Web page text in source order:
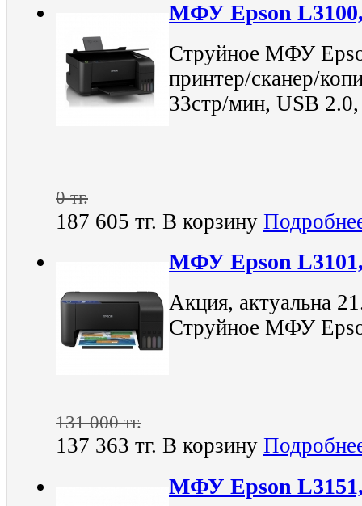
МФУ Epson L3100,
Струйное МФУ
принтер/сканер/
33стр/мин, USB
0 тг.
187 605 тг. В корзину
МФУ Epson
Акция, актуальна
Струйное МФУ
131 000 тг.
137 363 тг. В корзину
МФУ Epson L3151,